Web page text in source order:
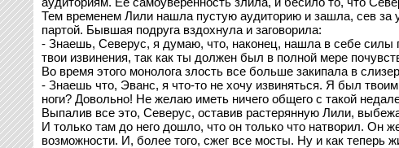
Тем временем Лили нашла пустую аудиторию и зашла, сев за
партой. Бывшая подруга вздохнула и заговорила:
- Знаешь, Северус, я думаю, что, наконец, нашла в себе силы
твои извинения, так как ты должен был в полной мере
Во время этого монолога злость все больше закипала в
- Знаешь что, Эванс, я что-то не хочу извиняться. Я был
ноги? Довольно! Не желаю иметь ничего общего с такой
Выпалив все это, Северус, оставив растерянную Лили,
И только там до него дошло, что он только что натворил. Он
возможности. И, более того, сжег все мосты. Ну и как теперь